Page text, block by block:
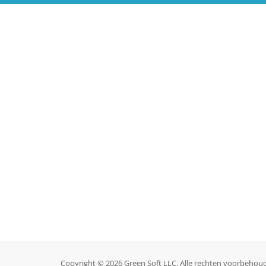
Copyright © 2026 Green Soft LLC. Alle rechten